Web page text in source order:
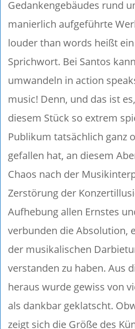
Gedankengebäudes rund
manierlich aufgeführte
louder than words heißt
Sprichwort. Bei Santos
umwandeln in action
music! Denn, und das ist
diesem Stück so extrem
Publikum tatsächlich ganz
gefallen hat, an diesem
Chaos nach der
Zerstörung der
Aufhebung allen Ernstes
verbunden die Absolution,
der musikalischen
verstanden zu haben. Aus
heraus wurde gewiss von
als dankbar geklatscht.
zeigt sich die Größe des